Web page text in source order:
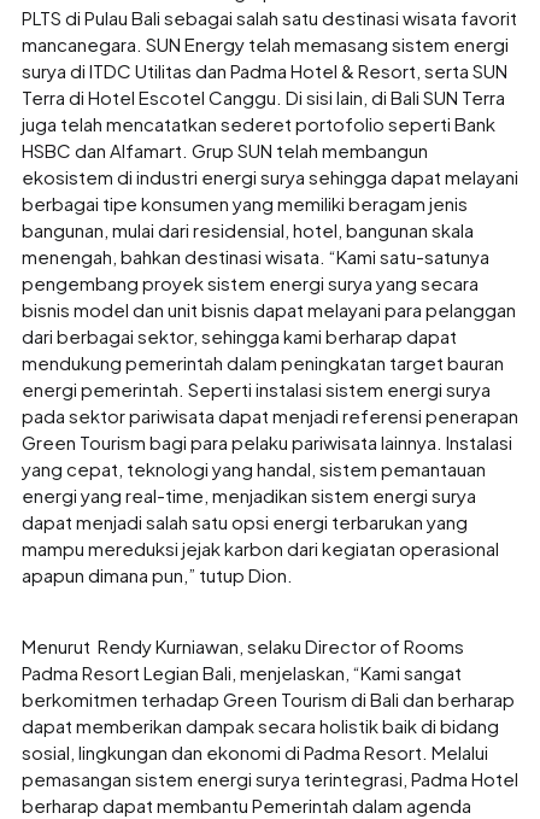
PLTS di Pulau Bali sebagai salah satu destinasi wisata favorit
mancanegara. SUN Energy telah memasang sistem energi
surya di ITDC Utilitas dan Padma Hotel & Resort, serta SUN
Terra di Hotel Escotel Canggu. Di sisi lain, di Bali SUN Terra
juga telah mencatatkan sederet portofolio seperti Bank
HSBC dan Alfamart. Grup SUN telah membangun
ekosistem di industri energi surya sehingga dapat melayani
berbagai tipe konsumen yang memiliki beragam jenis
bangunan, mulai dari residensial, hotel, bangunan skala
menengah, bahkan destinasi wisata. “Kami satu-satunya
pengembang proyek sistem energi surya yang secara
bisnis model dan unit bisnis dapat melayani para pelanggan
dari berbagai sektor, sehingga kami berharap dapat
mendukung pemerintah dalam peningkatan target bauran
energi pemerintah. Seperti instalasi sistem energi surya
pada sektor pariwisata dapat menjadi referensi penerapan
Green Tourism bagi para pelaku pariwisata lainnya. Instalasi
yang cepat, teknologi yang handal, sistem pemantauan
energi yang real-time, menjadikan sistem energi surya
dapat menjadi salah satu opsi energi terbarukan yang
mampu mereduksi jejak karbon dari kegiatan operasional
apapun dimana pun,” tutup Dion.
Menurut Rendy Kurniawan, selaku Director of Rooms
Padma Resort Legian Bali, menjelaskan, “Kami sangat
berkomitmen terhadap Green Tourism di Bali dan berharap
dapat memberikan dampak secara holistik baik di bidang
sosial, lingkungan dan ekonomi di Padma Resort. Melalui
pemasangan sistem energi surya terintegrasi, Padma Hotel
berharap dapat membantu Pemerintah dalam agenda